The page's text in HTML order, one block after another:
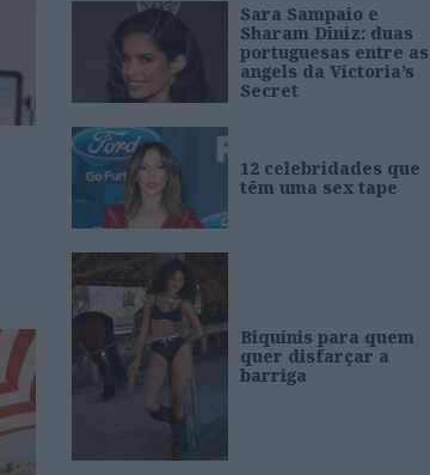
Sara Sampaio e
Sharam Diniz: duas
portuguesas entre as
angels da Victoria’s
Secret
12 celebridades que
têm uma sex tape
Biquínis para quem
quer disfarçar a
barriga